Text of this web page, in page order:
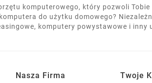
komputerowego, który pozwoli
do użytku domowego?
komputery powystawowe i inny
Nasza Firma Twoje